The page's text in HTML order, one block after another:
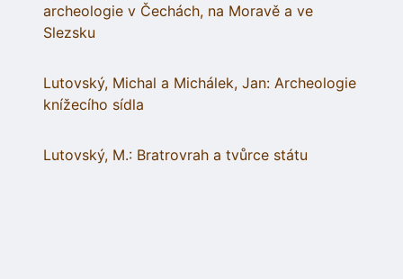
archeologie v Čechách, na Moravě a ve
Slezsku
Lutovský, Michal a Michálek, Jan: Archeologie
knížecího sídla
Lutovský, M.: Bratrovrah a tvůrce státu